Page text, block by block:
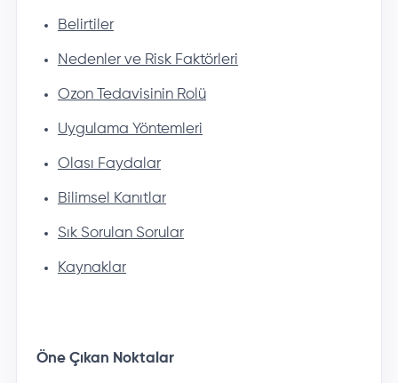
Belirtiler
Nedenler ve Risk Faktörleri
Ozon Tedavisinin Rolü
Uygulama Yöntemleri
Olası Faydalar
Bilimsel Kanıtlar
Sık Sorulan Sorular
Kaynaklar
Öne Çıkan Noktalar